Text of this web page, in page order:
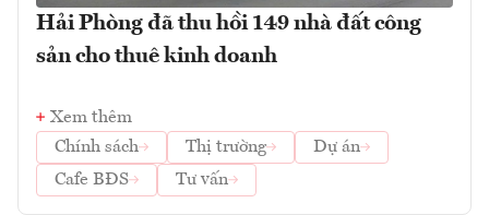
Hải Phòng đã thu hồi 149 nhà đất công
sản cho thuê kinh doanh
Xem thêm
Chính sách
Thị trường
Dự án
Cafe BĐS
Tư vấn